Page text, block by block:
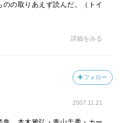
の取りあえず読んだ。（トイ
詳細をみる
フォロー
2007.11.21